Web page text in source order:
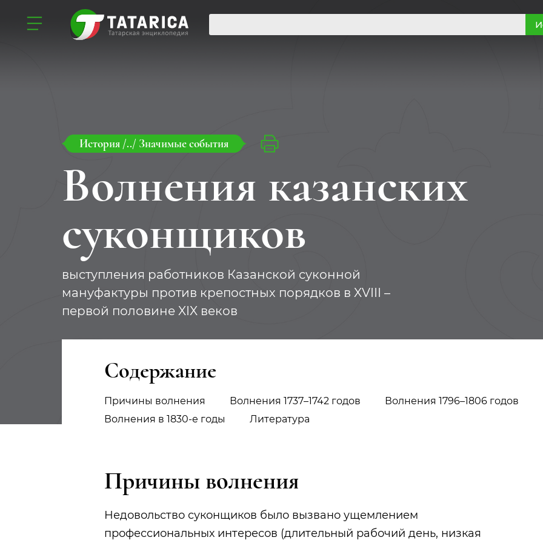
История /../ Значимые события
Волнения казанских
суконщиков
выступления работников Казанской суконной
мануфактуры против крепостных порядков в XVIII –
первой половине XIX веков
Содержание
Причины волнения Волнения 1737–1742 годов
Волнения 1796–1806 годов
Волнения в 1830-е годы
Литература
Причины волнения
Недовольство суконщиков было вызвано ущемлением
профессиональных интересов (длительный рабочий день, низкая